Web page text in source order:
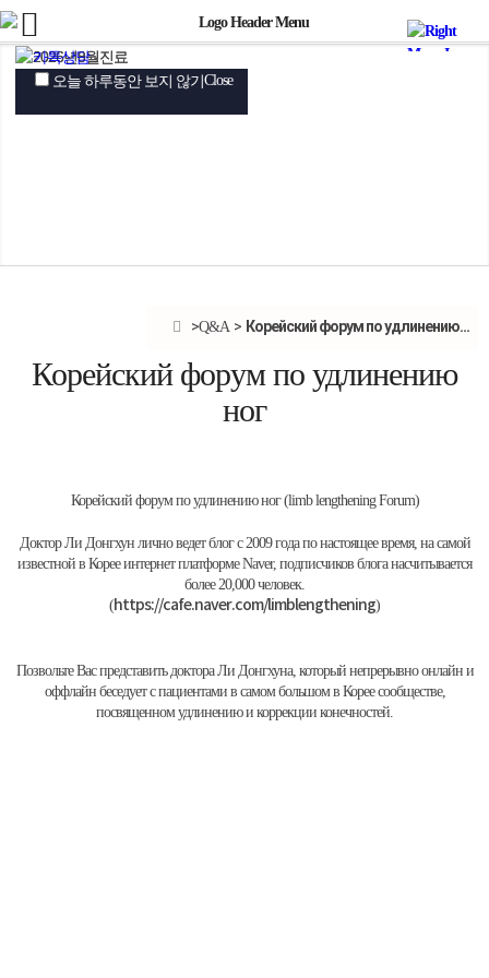
Q&A Корейский форум по удлинению...
Корейский форум по удлинению
ног
Корейский форум по удлинению ног (limb lengthening Forum)
Доктор Ли Донгхун лично ведет блог с 2009 года по настоящее время, на самой
известной в Корее интернет платформе Naver, подписчиков блога насчитывается
более 20,000 человек.
(https://cafe.naver.com/limblengthening)
Позвольте Вас представить доктора Ли Донгхуна, который непрерывно онлайн и
оффлайн беседует с пациентами в самом большом в Корее сообществе,
посвященном удлинению и коррекции конечностей.
오늘 하루동안 보지 않기 Close
오늘 하루동안 보지 않기 Close
오늘 하루동안 보지 않기 Close